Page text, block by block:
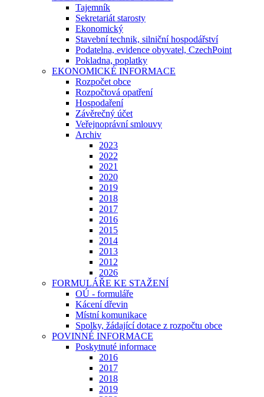
Tajemník
Sekretariát starosty
Ekonomický
Stavební technik, silniční hospodářství
Podatelna, evidence obyvatel, CzechPoint
Pokladna, poplatky
EKONOMICKÉ INFORMACE
Rozpočet obce
Rozpočtová opatření
Hospodaření
Závěrečný účet
Veřejnoprávní smlouvy
Archiv
2023
2022
2021
2020
2019
2018
2017
2016
2015
2014
2013
2012
2026
FORMULÁŘE KE STAŽENÍ
OÚ - formuláře
Kácení dřevin
Místní komunikace
Spolky, žádající dotace z rozpočtu obce
POVINNÉ INFORMACE
Poskytnuté informace
2016
2017
2018
2019